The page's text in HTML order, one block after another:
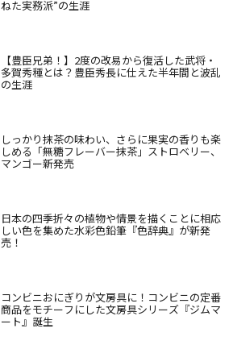
ねた実務派”の生涯
【豊臣兄弟！】2度の改易から復活した武将・
多賀秀種とは？豊臣秀長に仕えた半年間と波乱
の生涯
しっかり抹茶の味わい、さらに果実の香りも楽
しめる「無糖フレーバー抹茶」ストロベリー、
マンゴー新発売
日本の四季折々の植物や情景を描くことに相応
しい色を集めた水彩色鉛筆『色辞典』が新発
売！
コンビニおにぎりが文房具に！コンビニの定番
商品をモチーフにした文房具シリーズ『ジムマ
ート』誕生